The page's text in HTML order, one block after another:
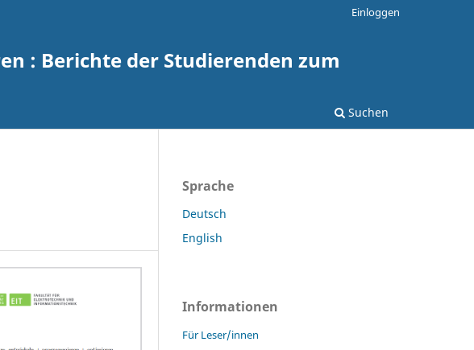
: Berichte der Studierenden zum
Suchen
Einloggen
Sprache
Deutsch
English
Informationen
Für Leser/innen